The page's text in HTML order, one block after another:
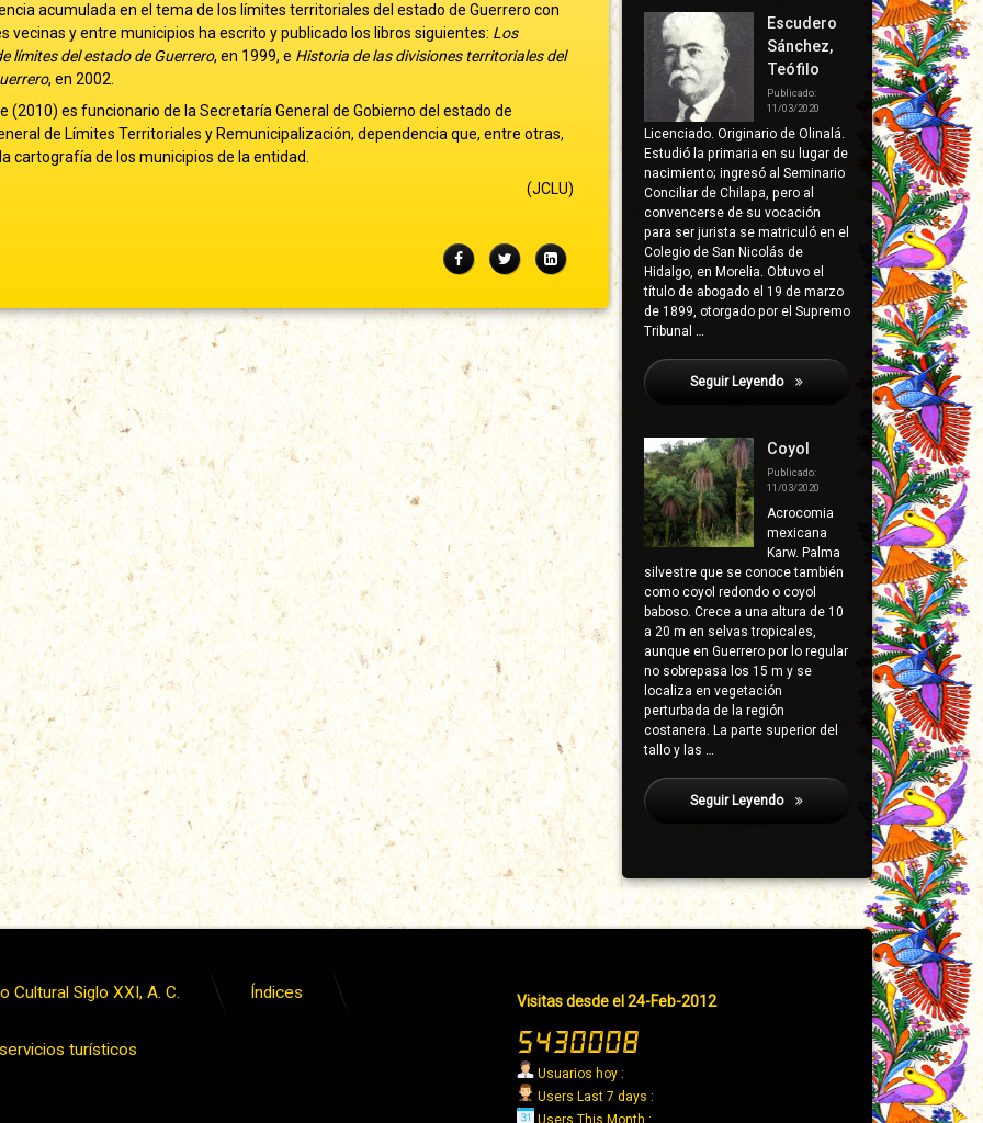
acumulada en el tema de los límites territoriales del estado de Guerrero con
vecinas y entre municipios ha escrito y publicado los libros siguientes: Los
límites del estado de Guerrero, en 1999, e Historia de las divisiones territoriales del
, en 2002.
(2010) es funcionario de la Secretaría General de Gobierno del estado de
de Límites Territoriales y Remunicipalización, dependencia que, entre otras,
cartografía de los municipios de la entidad.
(JCLU)
FacebookTwitterLinkedIn
Escudero
Sánchez,
Teófilo
Publicado:
11/03/2020
Licenciado. Originario de Olinalá.
Estudió la primaria en su lugar de
nacimiento; ingresó al Seminario
Conciliar de Chilapa, pero al
convencerse de su vocación
para ser jurista se matriculó en el
Colegio de San Nicolás de
Hidalgo, en Morelia. Obtuvo el
título de abogado el 19 de marzo
de 1899, otorgado por el Supremo
Tribunal …
Seguir Leyendo García Pineda, Mario
Coyol
Publicado:
11/03/2020
Acrocomia
mexicana
Karw. Palma
silvestre que se conoce también
como coyol redondo o coyol
baboso. Crece a una altura de 10
a 20 m en selvas tropicales,
aunque en Guerrero por lo regular
no sobrepasa los 15 m y se
localiza en vegetación
perturbada de la región
costanera. La parte superior del
tallo y las …
Seguir Leyendo García Pineda, Mario
Cultural Siglo XXI, A. C. Índices
turísticos
de
página
→
Derecha
Visitas desde el 24-Feb-2012
Usuarios hoy :
Users Last 7 days :
Users This Month :